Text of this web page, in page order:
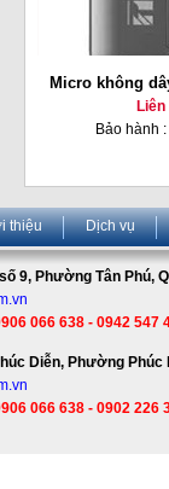
Micro không
Liên
Bảo hành
thiệu Dịch vụ
9, Phường Tân Phú,
066 638 - 0942 547
Diễn, Phường Phúc
066 638 - 0902 226